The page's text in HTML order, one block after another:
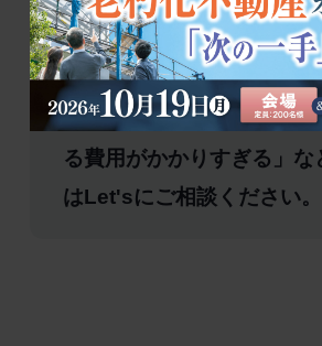
手元にお金が残らない」、
いすぎていないか」、「固
負担が重い」、「自宅や農
る費用がかかりすぎる」な
はLet'sにご相談ください。